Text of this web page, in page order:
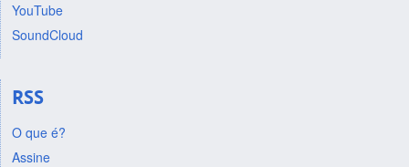
YouTube
SoundCloud
RSS
O que é?
Assine